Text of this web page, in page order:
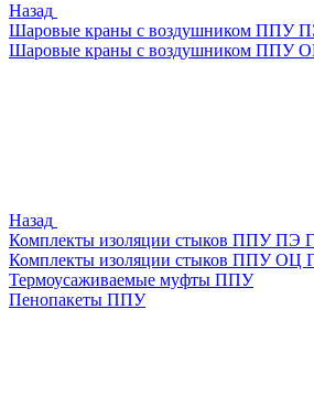
Назад
Шаровые краны с воздушником ППУ
Шаровые краны с воздушником ППУ
Назад
Комплекты изоляции стыков ППУ ПЭ
Комплекты изоляции стыков ППУ ОЦ
Термоусаживаемые муфты ППУ
Пенопакеты ППУ